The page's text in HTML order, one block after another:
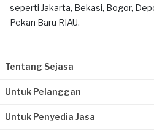
seperti Jakarta, Bekasi, Bogor,
Pekan Baru RIAU.
Tentang Sejasa
Untuk Pelanggan
Untuk Penyedia Jasa